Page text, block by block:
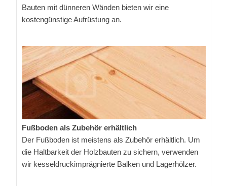
Bauten mit dünneren Wänden bieten wir eine
kostengünstige Aufrüstung an.
Fußboden als Zubehör erhältlich
Der Fußboden ist meistens als Zubehör erhältlich. Um
die Haltbarkeit der Holzbauten zu sichern, verwenden
wir kesseldruckimprägnierte Balken und Lagerhölzer.